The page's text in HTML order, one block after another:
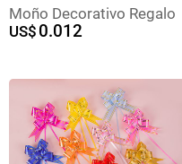
Moño Decorativo Regalo
US$ 0.012